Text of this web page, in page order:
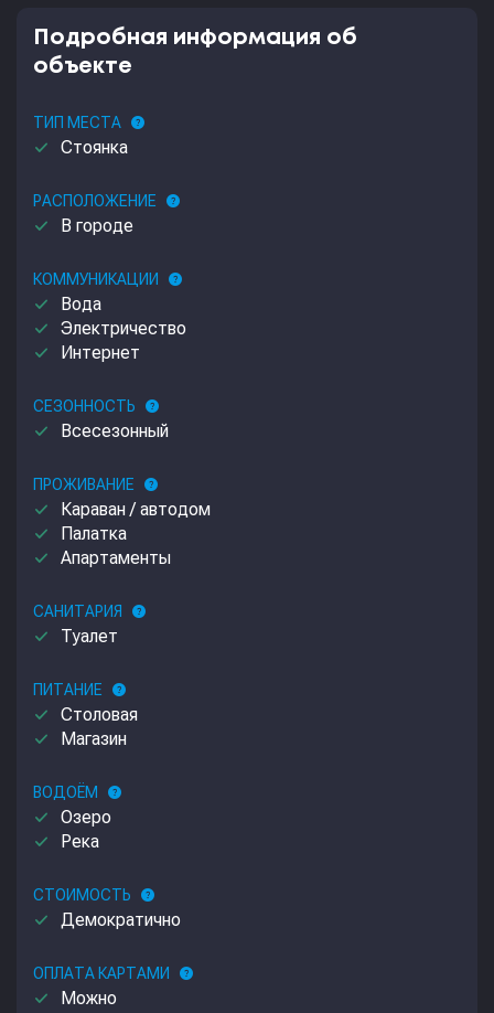
Подробная информация об
объекте
ТИП МЕСТА help
done Стоянка
РАСПОЛОЖЕНИЕ help
done В городе
КОММУНИКАЦИИ help
done Вода
done Электричество
done Интернет
СЕЗОННОСТЬ help
done Всесезонный
ПРОЖИВАНИЕ help
done Караван / автодом
done Палатка
done Апартаменты
САНИТАРИЯ help
done Туалет
ПИТАНИЕ help
done Столовая
done Магазин
ВОДОЁМ help
done Озеро
done Река
СТОИМОСТЬ help
done Демократично
ОПЛАТА КАРТАМИ help
done Можно